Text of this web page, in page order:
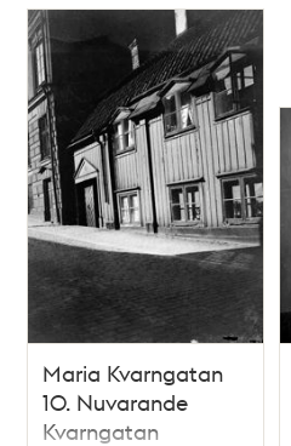
Maria Kvarngatan
10. Nuvarande
Kvarngatan